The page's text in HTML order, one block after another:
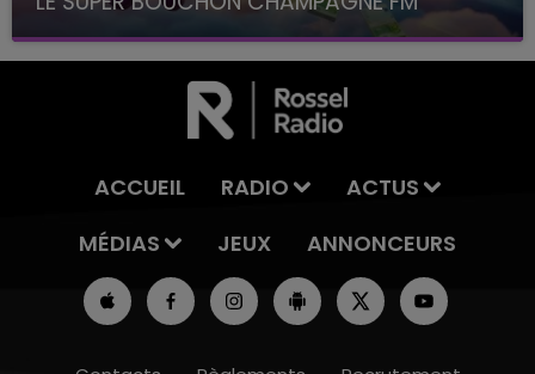
avec La Famille Champagne FM, à 8H10
ACCUEIL RADIO
ACTUS
MÉDIAS
JEUX ANNONCEURS